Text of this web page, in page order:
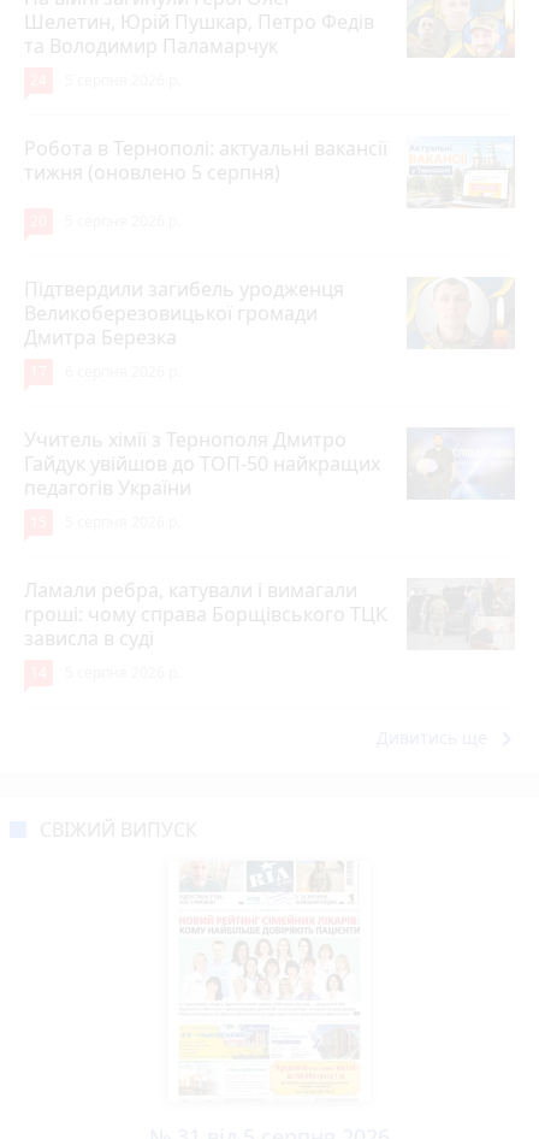
Шелетин, Юрій Пушкар, Петро Федів
та Володимир Паламарчук
Робота в Тернополі: актуальні вакансії
тижня (оновлено 5 серпня)
Підтвердили загибель уродженця
Великоберезовицької громади
Дмитра Березка
Учитель хімії з Тернополя Дмитро
Гайдук увійшов до ТОП-50 найкращих
педагогів України
Ламали ребра, катували і вимагали
гроші: чому справа Борщівського ТЦК
зависла в суді